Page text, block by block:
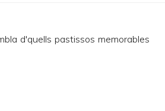
d'quells pastissos memorables